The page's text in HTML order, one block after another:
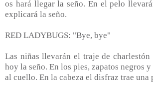
os hará llegar la seño. En el pelo
explicará la seño.
RED LADYBUGS: "Bye, bye"
Las niñas llevarán el traje de
hoy la seño. En los pies, zapatos negros
al cuello. En la cabeza el disfraz trae una